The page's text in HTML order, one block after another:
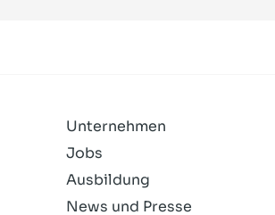
Unternehmen
Jobs
Ausbildung
News und Presse